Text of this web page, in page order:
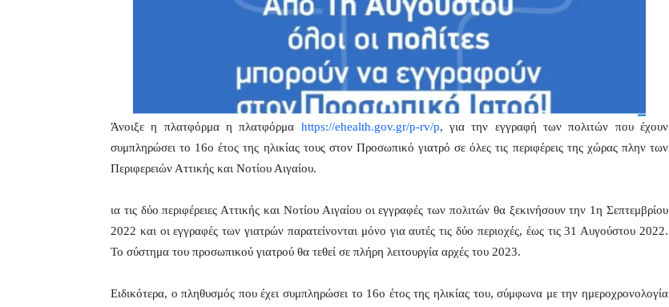
Άνοιξε η πλατφόρμα η πλατφόρμα https://ehealth.gov.gr/p-rv/p, για την εγγραφή των πολιτών που έχουν
συμπληρώσει το 16ο έτος της ηλικίας τους στον Προσωπικό γιατρό σε όλες τις περιφέρεις της χώρας πλην των
Περιφερειών Αττικής και Νοτίου Αιγαίου.
ια τις δύο περιφέρειες Αττικής και Νοτίου Αιγαίου οι εγγραφές των πολιτών θα ξεκινήσουν την 1η Σεπτεμβρίου
2022 και οι εγγραφές των γιατρών παρατείνονται μόνο για αυτές τις δύο περιοχές, έως τις 31 Αυγούστου 2022.
Το σύστημα του προσωπικού γιατρού θα τεθεί σε πλήρη λειτουργία αρχές του 2023.
Ειδικότερα, ο πληθυσμός που έχει συμπληρώσει το 16ο έτος της ηλικίας του, σύμφωνα με την ημεροχρονολογία